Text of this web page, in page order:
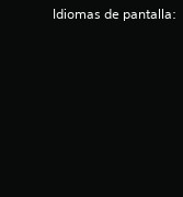
Idiomas de pantalla: